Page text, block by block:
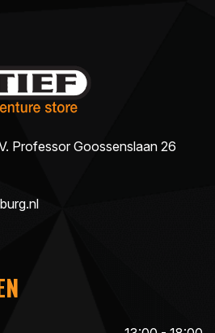
Professor Goossenslaan 26